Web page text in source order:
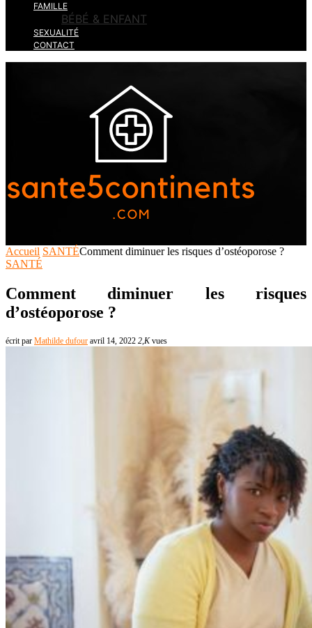
FAMILLE
BÉBÉ & ENFANT
SEXUALITÉ
CONTACT
Accueil SANTÉComment diminuer les risques d’ostéoporose ?
SANTÉ
Comment diminuer les risques
d’ostéoporose ?
écrit par Mathilde dufour avril 14, 2022 2,Kvues